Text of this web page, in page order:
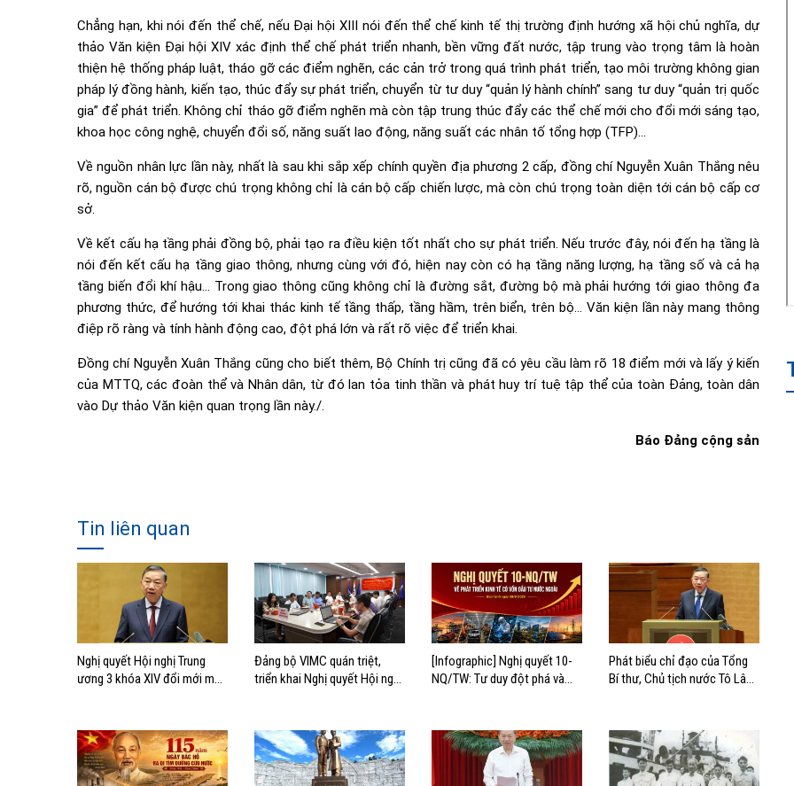
Chẳng hạn, khi nói đến thể chế, nếu Đại hội XIII nói đến thể chế kinh tế thị trường định hướng xã hội chủ nghĩa, dự
thảo Văn kiện Đại hội XIV xác định thể chế phát triển nhanh, bền vững đất nước, tập trung vào trọng tâm là hoàn
thiện hệ thống pháp luật, tháo gỡ các điểm nghẽn, các cản trở trong quá trình phát triển, tạo môi trường không gian
pháp lý đồng hành, kiến tạo, thúc đẩy sự phát triển, chuyển từ tư duy “quản lý hành chính” sang tư duy “quản trị quốc
gia” để phát triển. Không chỉ tháo gỡ điểm nghẽn mà còn tập trung thúc đẩy các thể chế mới cho đổi mới sáng tạo,
khoa học công nghệ, chuyển đổi số, năng suất lao động, năng suất các nhân tố tổng hợp (TFP)…
Về nguồn nhân lực lần này, nhất là sau khi sắp xếp chính quyền địa phương 2 cấp, đồng chí Nguyễn Xuân Thắng nêu
rõ, nguồn cán bộ được chú trọng không chỉ là cán bộ cấp chiến lược, mà còn chú trọng toàn diện tới cán bộ cấp cơ
sở.
Về kết cấu hạ tầng phải đồng bộ, phải tạo ra điều kiện tốt nhất cho sự phát triển. Nếu trước đây, nói đến hạ tầng là
nói đến kết cấu hạ tầng giao thông, nhưng cùng với đó, hiện nay còn có hạ tầng năng lượng, hạ tầng số và cả hạ
tầng biến đổi khí hậu… Trong giao thông cũng không chỉ là đường sắt, đường bộ mà phải hướng tới giao thông đa
phương thức, để hướng tới khai thác kinh tế tầng thấp, tầng hầm, trên biển, trên bộ… Văn kiện lần này mang thông
điệp rõ ràng và tính hành động cao, đột phá lớn và rất rõ việc để triển khai.
Đồng chí Nguyễn Xuân Thắng cũng cho biết thêm, Bộ Chính trị cũng đã có yêu cầu làm rõ 18 điểm mới và lấy ý kiến
của MTTQ, các đoàn thể và Nhân dân, từ đó lan tỏa tinh thần và phát huy trí tuệ tập thể của toàn Đảng, toàn dân
vào Dự thảo Văn kiện quan trọng lần này./.
Báo Đảng cộng sản
Tin liên quan
Nghị quyết Hội nghị Trung
ương 3 khóa XIV đổi mới mô
Đảng bộ VIMC quán triệt,
triển khai Nghị quyết Hội nghị
[Infographic] Nghị quyết 10-
NQ/TW: Tư duy đột phá và
Phát biểu chỉ đạo của Tổng
Bí thư, Chủ tịch nước Tô Lâm